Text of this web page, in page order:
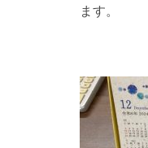
ます。